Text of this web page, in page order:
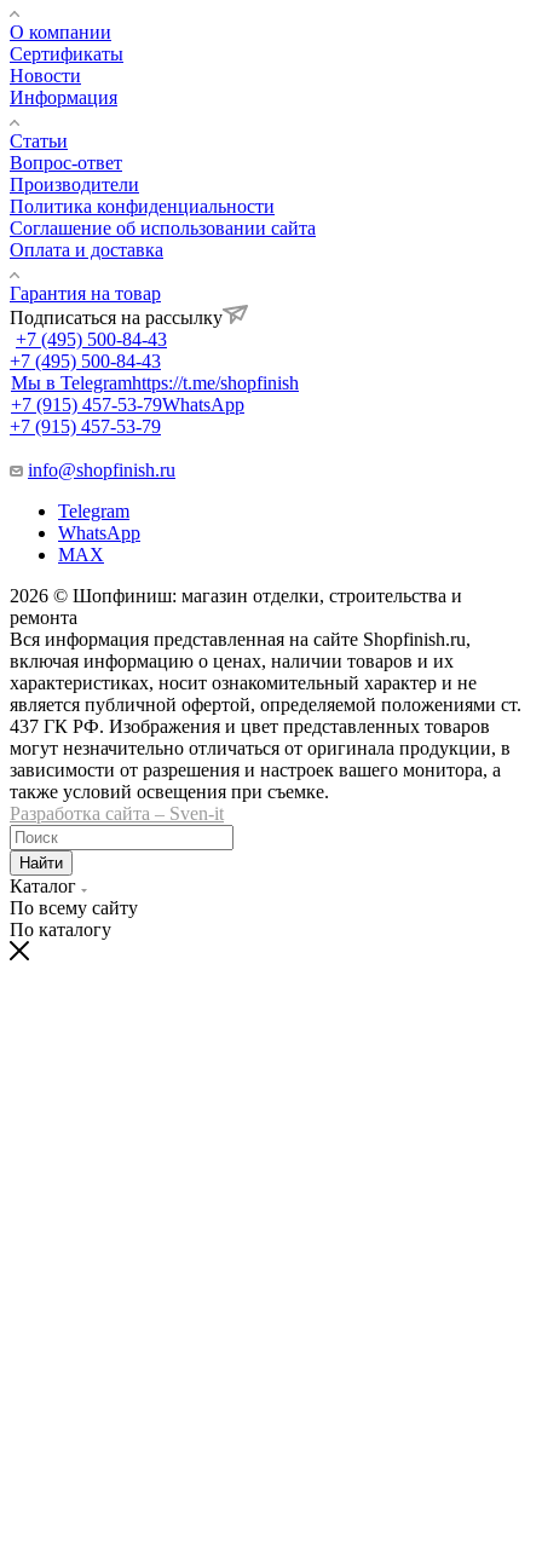
О компании
Сертификаты
Новости
Информация
Статьи
Вопрос-ответ
Производители
Политика конфиденциальности
Соглашение об использовании сайта
Оплата и доставка
Гарантия на товар
Подписаться на рассылку
+7 (495) 500-84-43
+7 (495) 500-84-43
Мы в Telegramhttps://t.me/shopfinish
+7 (915) 457-53-79WhatsApp
+7 (915) 457-53-79
info@shopfinish.ru
Telegram
WhatsApp
MAX
2026 © Шопфиниш: магазин отделки, строительства и
ремонта
Вся информация представленная на сайте Shopfinish.ru,
включая информацию о ценах, наличии товаров и их
характеристиках, носит ознакомительный характер и не
является публичной офертой, определяемой положениями ст.
437 ГК РФ. Изображения и цвет представленных товаров
могут незначительно отличаться от оригинала продукции, в
зависимости от разрешения и настроек вашего монитора, а
также условий освещения при съемке.
Разработка сайта – Sven-it
Найти
Каталог
По всему сайту
По каталогу